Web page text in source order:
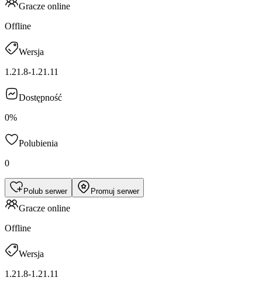
Gracze online
Offline
Wersja
1.21.8-1.21.11
Dostępność
0%
Polubienia
0
Polub serwer Promuj serwer
Gracze online
Offline
Wersja
1.21.8-1.21.11